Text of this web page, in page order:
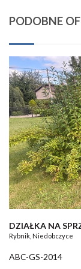
PODOBNE
DZIAŁKA NA
Rybnik, Niedobczyce
ABC-GS-2014